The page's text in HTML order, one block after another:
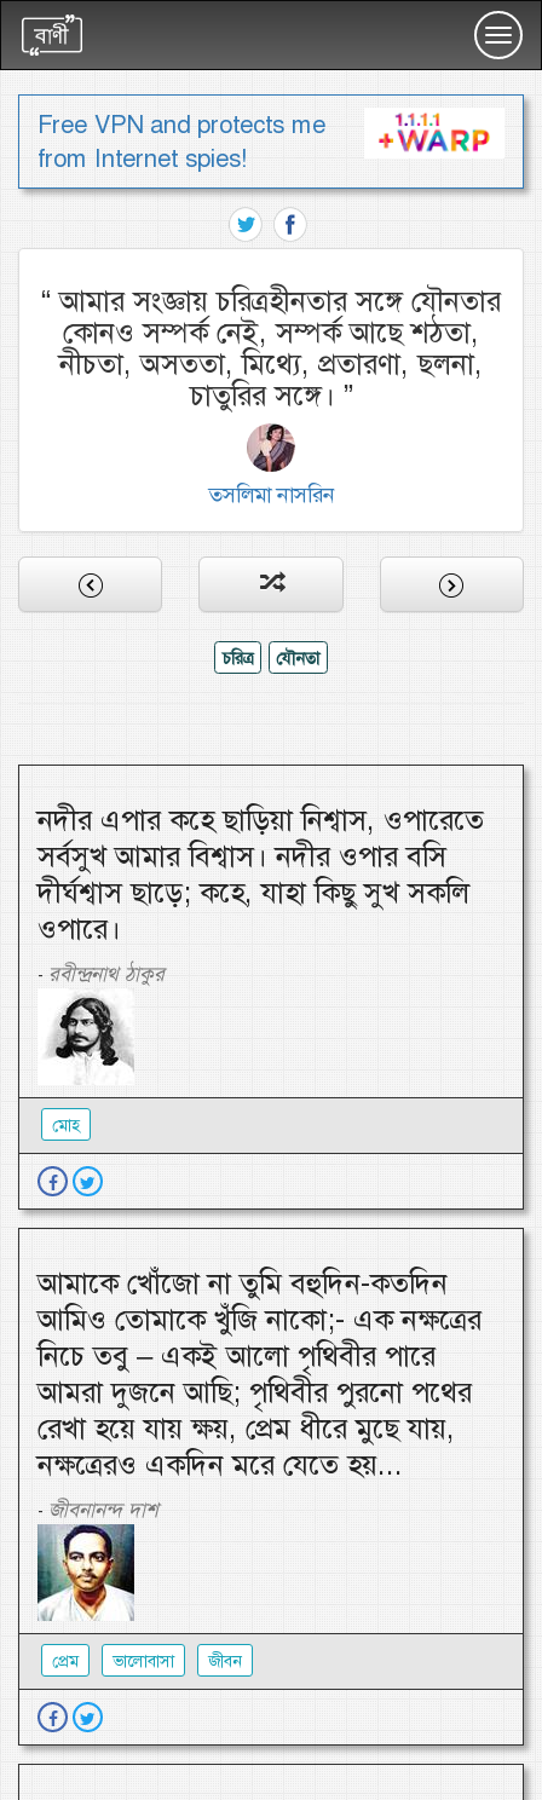
Free VPN and protects me
from Internet spies!
“আমার সংজ্ঞায় চরিত্রহীনতার সঙ্গে যৌনতার
কোনও সম্পর্ক নেই, সম্পর্ক আছে শঠতা,
নীচতা, অসততা, মিথ্যে, প্রতারণা, ছলনা,
চাতুরির সঙ্গে। ”
তসলিমা নাসরিন
চরিত্র যৌনতা
নদীর এপার কহে ছাড়িয়া নিশ্বাস, ওপারেতে
সর্বসুখ আমার বিশ্বাস। নদীর ওপার বসি
দীর্ঘশ্বাস ছাড়ে; কহে, যাহা কিছু সুখ সকলি
ওপারে।
- রবীন্দ্রনাথ ঠাকুর
মোহ
আমাকে খোঁজো না তুমি বহুদিন-কতদিন
আমিও তোমাকে খুঁজি নাকো;- এক নক্ষত্রের
নিচে তবু – একই আলো পৃথিবীর পারে
আমরা দুজনে আছি; পৃথিবীর পুরনো পথের
রেখা হয়ে যায় ক্ষয়, প্রেম ধীরে মুছে যায়,
নক্ষত্রেরও একদিন মরে যেতে হয়...
- জীবনানন্দ দাশ
প্রেম ভালোবাসা জীবন